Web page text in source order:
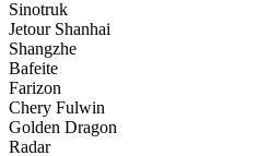
Sinotruk
Jetour Shanhai
Shangzhe
Bafeite
Farizon
Chery Fulwin
Golden Dragon
Radar